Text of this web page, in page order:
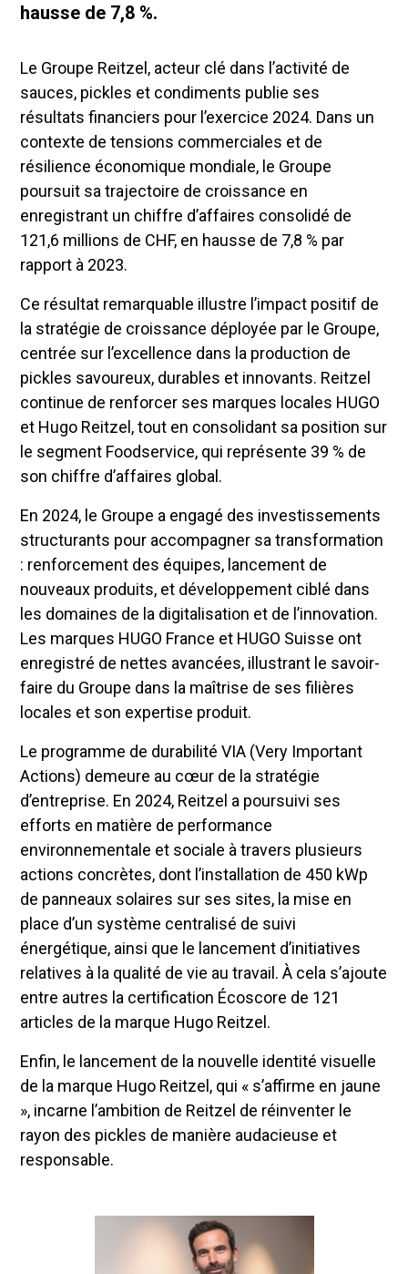
hausse de 7,8 %.
Le Groupe Reitzel, acteur clé dans l’activité de
sauces, pickles et condiments publie ses
résultats financiers pour l’exercice 2024. Dans un
contexte de tensions commerciales et de
résilience économique mondiale, le Groupe
poursuit sa trajectoire de croissance en
enregistrant un chiffre d’affaires consolidé de
121,6 millions de CHF, en hausse de 7,8 % par
rapport à 2023.
Ce résultat remarquable illustre l’impact positif de
la stratégie de croissance déployée par le Groupe,
centrée sur l’excellence dans la production de
pickles savoureux, durables et innovants. Reitzel
continue de renforcer ses marques locales HUGO
et Hugo Reitzel, tout en consolidant sa position sur
le segment Foodservice, qui représente 39 % de
son chiffre d’affaires global.
En 2024, le Groupe a engagé des investissements
structurants pour accompagner sa transformation
: renforcement des équipes, lancement de
nouveaux produits, et développement ciblé dans
les domaines de la digitalisation et de l’innovation.
Les marques HUGO France et HUGO Suisse ont
enregistré de nettes avancées, illustrant le savoir-
faire du Groupe dans la maîtrise de ses filières
locales et son expertise produit.
Le programme de durabilité VIA (Very Important
Actions) demeure au cœur de la stratégie
d’entreprise. En 2024, Reitzel a poursuivi ses
efforts en matière de performance
environnementale et sociale à travers plusieurs
actions concrètes, dont l’installation de 450 kWp
de panneaux solaires sur ses sites, la mise en
place d’un système centralisé de suivi
énergétique, ainsi que le lancement d’initiatives
relatives à la qualité de vie au travail. À cela s’ajoute
entre autres la certification Écoscore de 121
articles de la marque Hugo Reitzel.
Enfin, le lancement de la nouvelle identité visuelle
de la marque Hugo Reitzel, qui « s’affirme en jaune
», incarne l’ambition de Reitzel de réinventer le
rayon des pickles de manière audacieuse et
responsable.